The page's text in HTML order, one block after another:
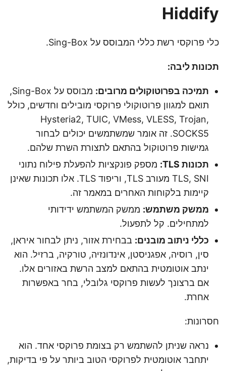
Hiddify
כלי פרוקסי רשת כללי המבוסס על Sing-Box.
תכונות ליבה:
תמיכה בפרוטוקולים מרובים:
מבוסס על Sing-Box,
תואם למגוון פרוטוקולי פרוקסי מובילים וחדשים, כולל
Hysteria2, TUIC, VMess, VLESS, Trojan,
SOCKS5. זה אומר שמשתמשים יכולים לבחור
גמישות פרוטוקול בהתאם לתצורת השרת שלהם.
תכונות TLS:
מספק פונקציות להפעלת פילוח נתוני
TLS, SNI מעורב TLS, וריפוד TLS. אלו תכונות שאינן
קיימות בלקוחות האחרים במאמר זה.
ממשק משתמש: ממשק המשתמש ידידותי
למתחילים. קל לתפעול.
כללי ניתוב מובנים: בבחירת אזור, ניתן לבחור איראן,
סין, רוסיה, אפגניסטן, אינדונזיה, טורקיה, ברזיל. הוא
ינתב אוטומטית בהתאם למצב הרשת באזורים אלו.
אם ברצונך לעשות פרוקסי גלובלי, בחר באפשרות
אחרת.
חסרונות:
נראה שניתן להשתמש רק בצומת פרוקסי אחד. הוא
יתחבר אוטומטית לפרוקסי הטוב ביותר על פי בדיקות,